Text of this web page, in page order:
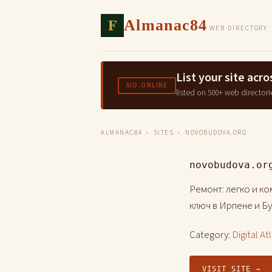
F Almanac84 WEB DIRECTORY
AIO.ONLINE List your site
listed on 500+ web
ALMANAC84 › SITES › NOVOBUDOVA.ORG
Ремонт: легко и
ключ в Ирпене и
Category: Digital
VISIT SITE →